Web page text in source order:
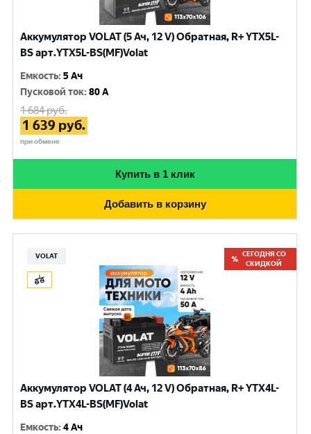
Аккумулятор VOLAT (5 Ач, 12 V) Обратная, R+ YTX5L-
BS арт.YTX5L-BS(MF)Volat
Емкость:5 Ач
Пусковой ток:80 A
1 684руб.
1 639 руб.
при обмене
Купить в 1 клик
Добавить в корзину
VOLAT
СЕГОДНЯ СО
СКИДКОЙ
Аккумулятор VOLAT (4 Ач, 12 V) Обратная, R+ YTX4L-
BS арт.YTX4L-BS(MF)Volat
Емкость:4 Ач